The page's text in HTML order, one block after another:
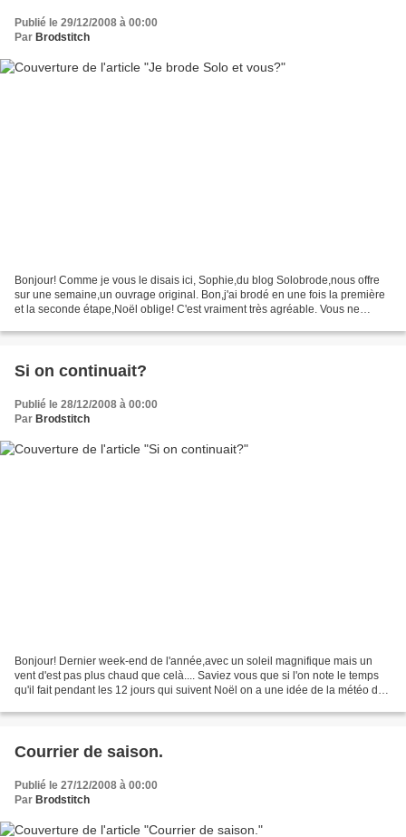
Publié le 29/12/2008 à 00:00
Par Brodstitch
Bonjour! Comme je vous le disais ici, Sophie,du blog Solobrode,nous offre
sur une semaine,un ouvrage original. Bon,j'ai brodé en une fois la première
et la seconde étape,Noël oblige! C'est vraiment très agréable. Vous ne
Si on continuait?
Publié le 28/12/2008 à 00:00
Par Brodstitch
Bonjour! Dernier week-end de l'année,avec un soleil magnifique mais un
vent d'est pas plus chaud que celà.... Saviez vous que si l'on note le temps
qu'il fait pendant les 12 jours qui suivent Noël on a une idée de la météo de
Courrier de saison.
Publié le 27/12/2008 à 00:00
Par Brodstitch